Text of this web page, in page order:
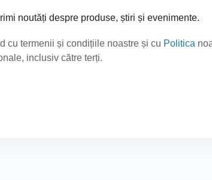
noutăți despre produse, știri și evenimente.
cu termenii și condițiile noastre și cu Politica
inclusiv către terți.